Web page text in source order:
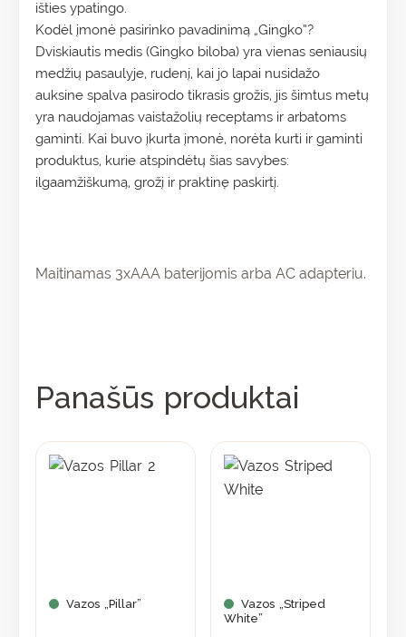
išties ypatingo.
Kodėl įmonė pasirinko pavadinimą „Gingko”?
Dviskiautis medis (Gingko biloba) yra vienas seniausių
medžių pasaulyje, rudenį, kai jo lapai nusidažo
auksine spalva pasirodo tikrasis grožis, jis šimtus metų
yra naudojamas vaistažolių receptams ir arbatoms
gaminti. Kai buvo įkurta įmonė, norėta kurti ir gaminti
produktus, kurie atspindėtų šias savybes:
ilgaamžiškumą, grožį ir praktinę paskirtį.
Maitinamas 3xAAA baterijomis arba AC adapteriu.
Panašūs produktai
Vazos „Pillar”
Vazos „Striped
White”